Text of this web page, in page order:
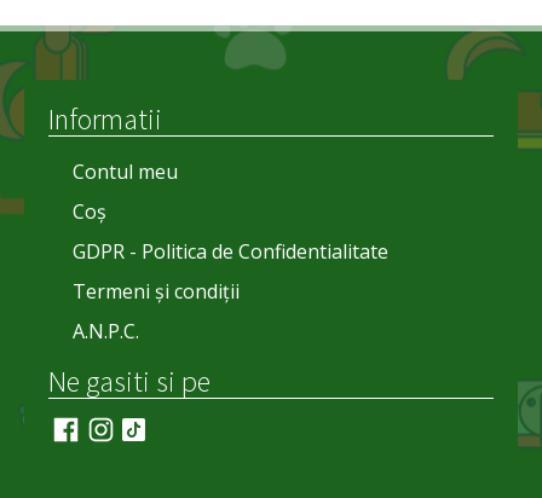
Informatii
Contul meu
Coș
GDPR - Politica de Confidentialitate
Termeni și condiții
A.N.P.C.
Ne gasiti si pe